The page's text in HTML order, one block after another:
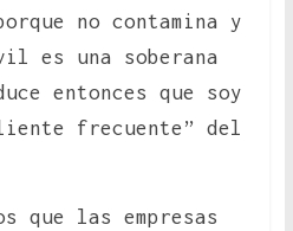
no contamina y
es una soberana
entonces que soy
frecuente” del
que las empresas